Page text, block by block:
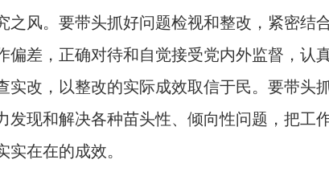
之风。要带头抓好问题检视和整改，紧密
偏差，正确对待和自觉接受党内外监督，认
实改，以整改的实际成效取信于民。要带
发现和解决各种苗头性、倾向性问题，把
实在在的成效。